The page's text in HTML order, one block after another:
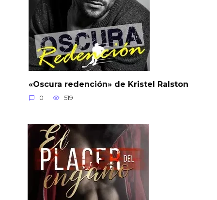
«Oscura redención» de Kristel Ralston
0 519